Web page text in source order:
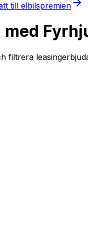
till elbilspremien
med
filtrera